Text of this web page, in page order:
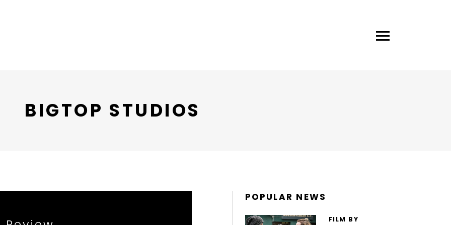
BIGTOP STUDIOS
POPULAR NEWS
FILM BY